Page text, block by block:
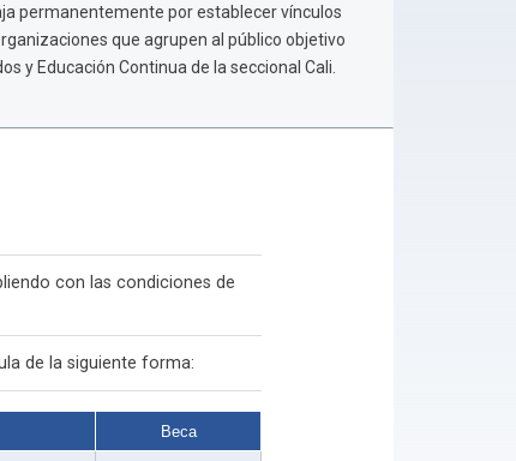
permanentemente por establecer vínculos
que agrupen al público objetivo
y Educación Continua de la seccional Cali.
con las condiciones de
de la siguiente forma:
Beca